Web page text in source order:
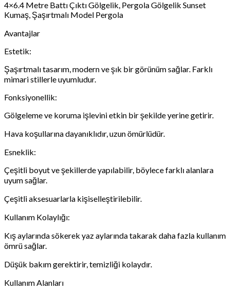
4×6.4 Metre Battı Çıktı Gölgelik, Pergola Gölgelik Sunset
Kumaş, Şaşırtmalı Model Pergola
Avantajlar
Estetik:
Şaşırtmalı tasarım, modern ve şık bir görünüm sağlar. Farklı
mimari stillerle uyumludur.
Fonksiyonellik:
Gölgeleme ve koruma işlevini etkin bir şekilde yerine getirir.
Hava koşullarına dayanıklıdır, uzun ömürlüdür.
Esneklik:
Çeşitli boyut ve şekillerde yapılabilir, böylece farklı alanlara
uyum sağlar.
Çeşitli aksesuarlarla kişiselleştirilebilir.
Kullanım Kolaylığı:
Kış aylarında sökerek yaz aylarında takarak daha fazla kullanım
ömrü sağlar.
Düşük bakım gerektirir, temizliği kolaydır.
Kullanım Alanları